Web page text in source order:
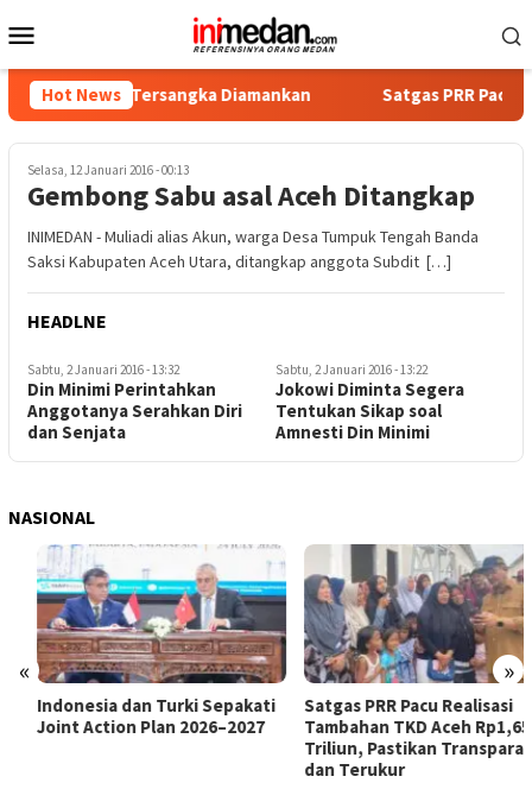
ke
Mobile
Hot News
Tersangka Diamankan Satgas PRR Pacu Realisasi
Selasa, 12 Januari 2016 - 00:13
Gembong Sabu asal Aceh Ditangkap
INIMEDAN - Muliadi alias Akun, warga Desa Tumpuk Tengah Banda
Saksi Kabupaten Aceh Utara, ditangkap anggota Subdit […]
HEADLNE
Sabtu, 2 Januari 2016 - 13:32
Din Minimi Perintahkan
Anggotanya Serahkan Diri
dan Senjata
Sabtu, 2 Januari 2016 - 13:22
Jokowi Diminta Segera
Tentukan Sikap soal
Amnesti Din Minimi
NASIONAL
« »
Indonesia dan Turki Sepakati
Joint Action Plan 2026–2027
Satgas PRR Pacu Realisasi
Tambahan TKD Aceh Rp1,65
Triliun, Pastikan Transparan
dan Terukur